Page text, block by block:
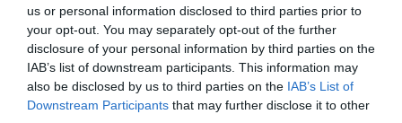
us or personal information disclosed to third parties prior to
your opt-out. You may separately opt-out of the further
disclosure of your personal information by third parties on the
IAB’s list of downstream participants. This information may
also be disclosed by us to third parties on the IAB’s List of
Downstream Participants that may further disclose it to other
firmom hostingowym,
dostawcom narzędzi analitycznych (np. Google Analytics),
operatorom narzędzi marketingowych.
Dane nie są sprzedawane podmiotom trzecim.
7. Przekazywanie danych poza